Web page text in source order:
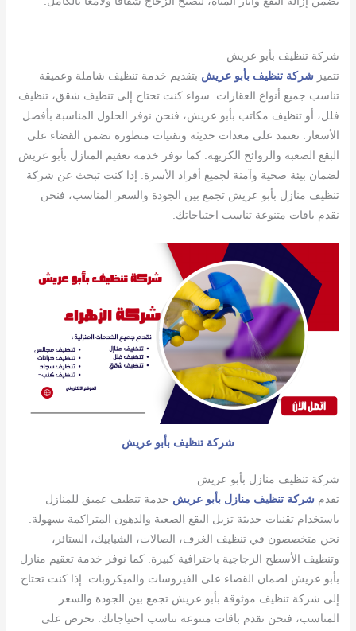
شركة تنظيف بأبو عريش
تتميز شركة تنظيف بأبو عريش بتقديم خدمة تنظيف شاملة وعميقة
تناسب جميع أنواع العقارات. سواء كنت تحتاج إلى تنظيف شقق، تنظيف
فلل، أو تنظيف مكاتب بأبو عريش، فنحن نوفر الحلول المناسبة بأفضل
الأسعار. نعتمد على معدات حديثة وتقنيات متطورة تضمن القضاء على
البقع الصعبة والروائح الكريهة. كما نوفر خدمة تعقيم المنازل بأبو عريش
لضمان بيئة صحية وآمنة لجميع أفراد الأسرة. إذا كنت تبحث عن شركة
تنظيف منازل بأبو عريش تجمع بين الجودة والسعر المناسب، فنحن
نقدم باقات متنوعة تناسب احتياجاتك.
شركة تنظيف بأبو عريش
شركة تنظيف منازل بأبو عريش
تقدم شركة تنظيف منازل بأبو عريش خدمة تنظيف عميق للمنازل
باستخدام تقنيات حديثة تزيل البقع الصعبة والدهون المتراكمة بسهولة.
نحن متخصصون في تنظيف الغرف، الصالات، الشبابيك، الستائر،
وتنظيف الأسطح الزجاجية باحترافية كبيرة. كما نوفر خدمة تعقيم منازل
بأبو عريش لضمان القضاء على الفيروسات والميكروبات. إذا كنت تحتاج
إلى شركة تنظيف موثوقة بأبو عريش تجمع بين الجودة والسعر
المناسب، فنحن نقدم باقات متنوعة تناسب احتياجاتك. نحرص على